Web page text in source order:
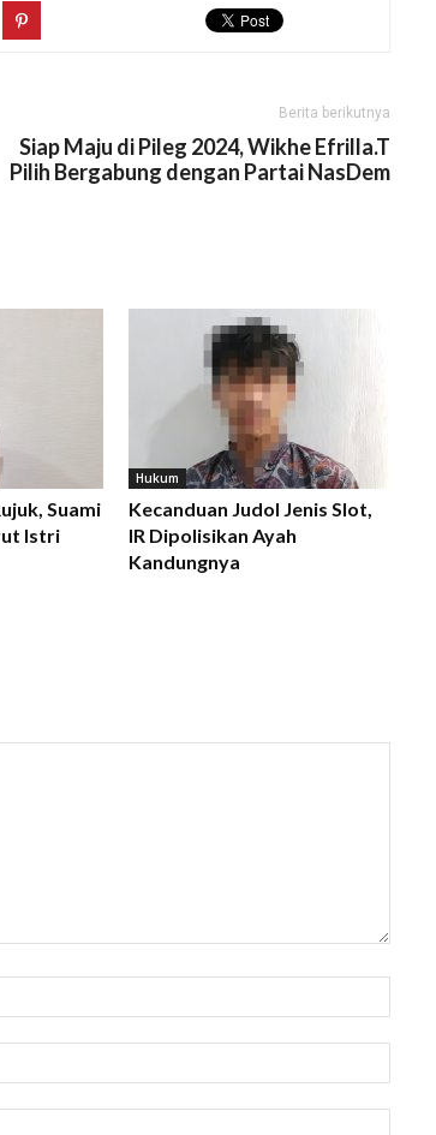
Berita berikutnya
Siap Maju di Pileg 2024, Wikhe Efrilla.T
Pilih Bergabung dengan Partai NasDem
Suami
Istri
Hukum
Kecanduan Judol Jenis Slot,
IR Dipolisikan Ayah
Kandungnya